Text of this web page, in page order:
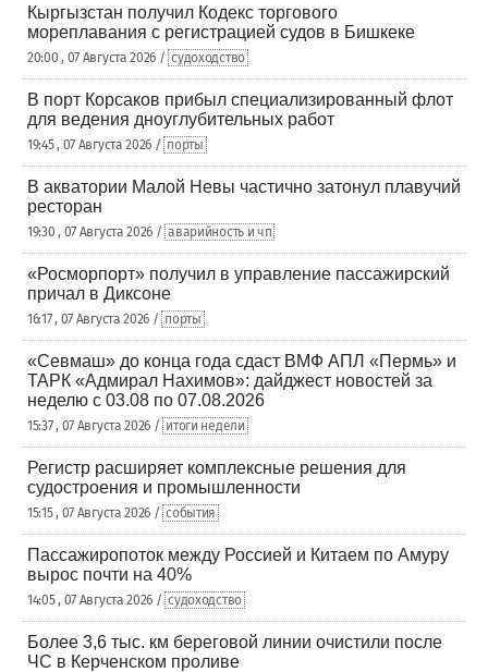
Кыргызстан получил Кодекс торгового
мореплавания с регистрацией судов в Бишкеке
20:00 , 07 Августа 2026 / судоходство
В порт Корсаков прибыл специализированный флот
для ведения дноуглубительных работ
19:45 , 07 Августа 2026 / порты
В акватории Малой Невы частично затонул плавучий
ресторан
19:30 , 07 Августа 2026 / аварийность и чп
«Росморпорт» получил в управление пассажирский
причал в Диксоне
16:17 , 07 Августа 2026 / порты
«Севмаш» до конца года сдаст ВМФ АПЛ «Пермь» и
ТАРК «Адмирал Нахимов»: дайджест новостей за
неделю с 03.08 по 07.08.2026
15:37 , 07 Августа 2026 / итоги недели
Регистр расширяет комплексные решения для
судостроения и промышленности
15:15 , 07 Августа 2026 / события
Пассажиропоток между Россией и Китаем по Амуру
вырос почти на 40%
14:05 , 07 Августа 2026 / судоходство
Более 3,6 тыс. км береговой линии очистили после
ЧС в Керченском проливе